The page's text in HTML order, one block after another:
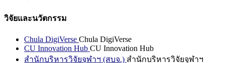
วิจัยและนวัตกรรม
Chula DigiVerse Chula DigiVerse
CU Innovation Hub CU Innovation Hub
สำนักบริหารวิจัยจุฬาฯ (สบจ.) สำนักบริหารวิจัยจุฬาฯ